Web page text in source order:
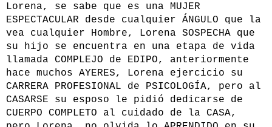
Lorena, se sabe que es una MUJER
ESPECTACULAR desde cualquier ÁNGULO que la
vea cualquier Hombre, Lorena SOSPECHA que
su hijo se encuentra en una etapa de vida
llamada COMPLEJO de EDIPO, anteriormente
hace muchos AYERES, Lorena ejercicio su
CARRERA PROFESIONAL de PSICOLOGÍA, pero al
CASARSE su esposo le pidió dedicarse de
CUERPO COMPLETO al cuidado de la CASA,